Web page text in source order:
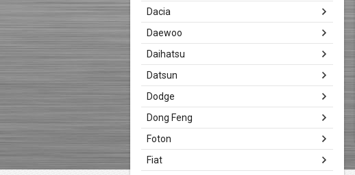
Dacia
Daewoo
Daihatsu
Datsun
Dodge
Dong Feng
Foton
Fiat